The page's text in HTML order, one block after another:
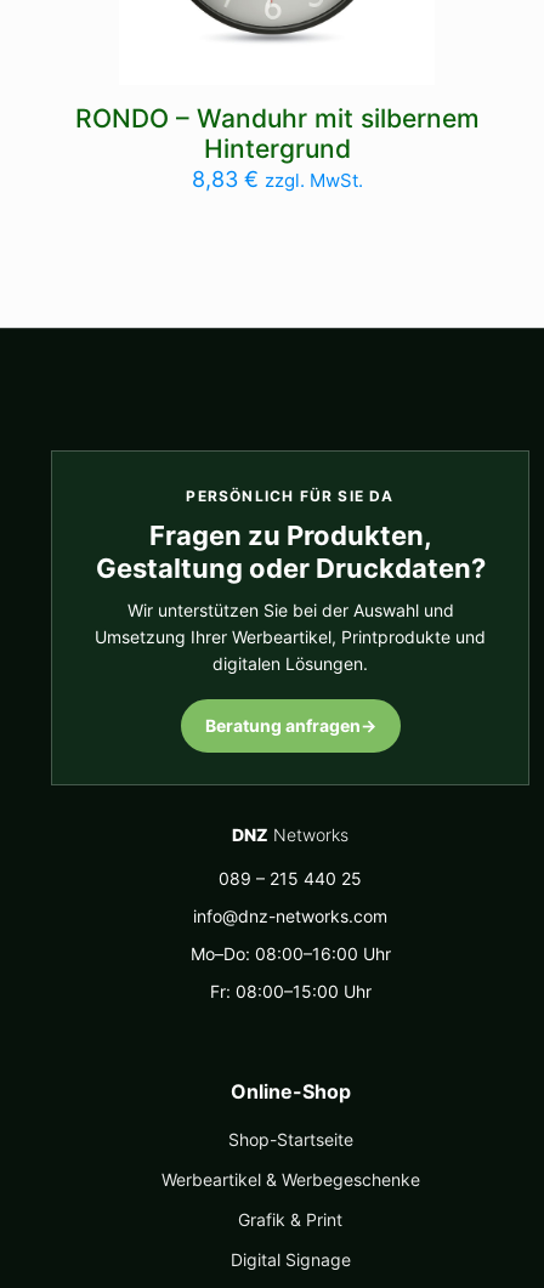
RONDO – Wanduhr mit silbernem
Hintergrund
8,83 € zzgl. MwSt.
PERSÖNLICH FÜR SIE DA
Fragen zu Produkten,
Gestaltung oder Druckdaten?
Wir unterstützen Sie bei der Auswahl und
Umsetzung Ihrer Werbeartikel, Printprodukte und
digitalen Lösungen.
Beratung anfragen→
DNZ Networks
089 – 215 440 25
info@dnz-networks.com
Mo–Do: 08:00–16:00 Uhr
Fr: 08:00–15:00 Uhr
Online-Shop
Shop-Startseite
Werbeartikel & Werbegeschenke
Grafik & Print
Digital Signage